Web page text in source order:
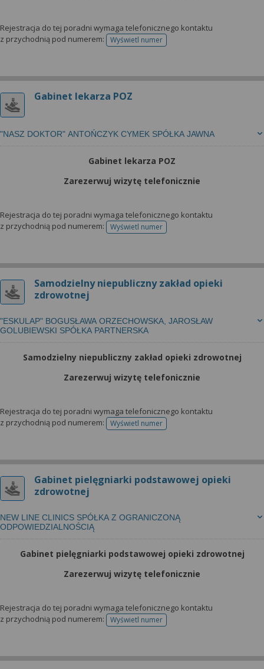
Rejestracja do tej poradni wymaga telefonicznego kontaktu
z przychodnią pod numerem:
Wyświetl numertelefonu do rejestracji
Gabinet lekarza POZ
"NASZ DOKTOR" ANTOŃCZYK CYMEK SPÓŁKA JAWNA
Gabinet lekarza POZ
Zarezerwuj wizytę telefonicznie
Rejestracja do tej poradni wymaga telefonicznego kontaktu
z przychodnią pod numerem:
Wyświetl numertelefonu do rejestracji
Samodzielny niepubliczny zakład opieki
zdrowotnej
"ESKULAP" BOGUSŁAWA ORZECHOWSKA, JAROSŁAW
GOLUBIEWSKI SPÓŁKA PARTNERSKA
Samodzielny niepubliczny zakład opieki zdrowotnej
Zarezerwuj wizytę telefonicznie
Rejestracja do tej poradni wymaga telefonicznego kontaktu
z przychodnią pod numerem:
Wyświetl numertelefonu do rejestracji
Gabinet pielęgniarki podstawowej opieki
zdrowotnej
NEW LINE CLINICS SPÓŁKA Z OGRANICZONĄ
ODPOWIEDZIALNOŚCIĄ
Gabinet pielęgniarki podstawowej opieki zdrowotnej
Zarezerwuj wizytę telefonicznie
Rejestracja do tej poradni wymaga telefonicznego kontaktu
z przychodnią pod numerem:
Wyświetl numertelefonu do rejestracji